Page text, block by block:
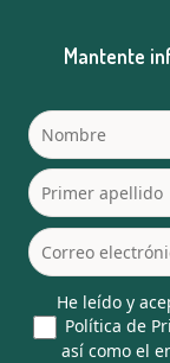
Mantente
He leído y
Política de
así como el